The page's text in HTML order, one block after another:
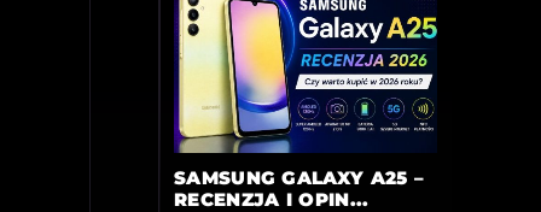
SAMSUNG GALAXY A25 –
RECENZJA I OPIN...